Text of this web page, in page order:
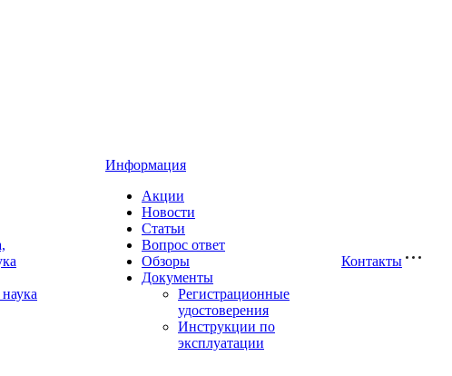
Информация
Акции
Новости
Статьи
Вопрос ответ
Обзоры
Документы
Регистрационные
удостоверения
Инструкции по
эксплуатации
Контакты